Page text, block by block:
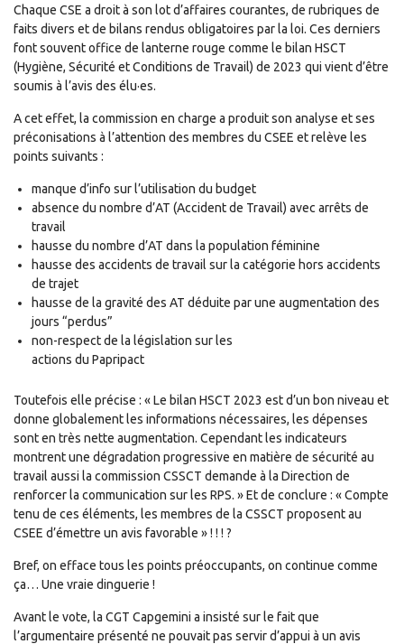
Chaque CSE a droit à son lot d’affaires courantes, de rubriques de
faits divers et de bilans rendus obligatoires par la loi. Ces derniers
font souvent office de lanterne rouge comme le bilan HSCT
(Hygiène, Sécurité et Conditions de Travail) de 2023 qui vient d’être
soumis à l’avis des élu·es.
A cet effet, la commission en charge a produit son analyse et ses
préconisations à l’attention des membres du CSEE et relève les
points suivants :
manque d’info sur l’utilisation du budget
absence du nombre d’AT (Accident de Travail) avec arrêts de
travail
hausse du nombre d’AT dans la population féminine
hausse des accidents de travail sur la catégorie hors accidents
de trajet
hausse de la gravité des AT déduite par une augmentation des
jours “perdus”
non-respect de la législation sur les
actions du Papripact
Toutefois elle précise : « Le bilan HSCT 2023 est d’un bon niveau et
donne globalement les informations nécessaires, les dépenses
sont en très nette augmentation. Cependant les indicateurs
montrent une dégradation progressive en matière de sécurité au
travail aussi la commission CSSCT demande à la Direction de
renforcer la communication sur les RPS. » Et de conclure : « Compte
tenu de ces éléments, les membres de la CSSCT proposent au
CSEE d’émettre un avis favorable » ! ! ! ?
Bref, on efface tous les points préoccupants, on continue comme
ça… Une vraie dinguerie !
Avant le vote, la CGT Capgemini a insisté sur le fait que
l’argumentaire présenté ne pouvait pas servir d’appui à un avis